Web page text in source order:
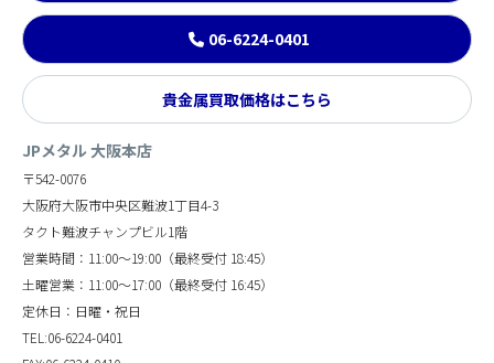
06-6224-0401
貴金属買取価格はこちら
JPメタル 大阪本店
〒542-0076
大阪府大阪市中央区難波1丁目4-3
タクト難波チャンプビル1階
営業時間：11:00～19:00（最終受付 18:45）
土曜営業：11:00～17:00（最終受付 16:45）
定休日：日曜・祝日
TEL:06-6224-0401